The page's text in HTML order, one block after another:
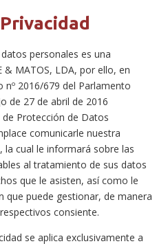
personales es una
& MATOS, LDA, por ello, en
nº 2016/679 del Parlamento
de 27 de abril de 2016
Protección de Datos
comunicarle nuestra
la cual le informará sobre las
al tratamiento de sus datos
que le asisten, así como le
que puede gestionar, de manera
consiente.
se aplica exclusivamente a